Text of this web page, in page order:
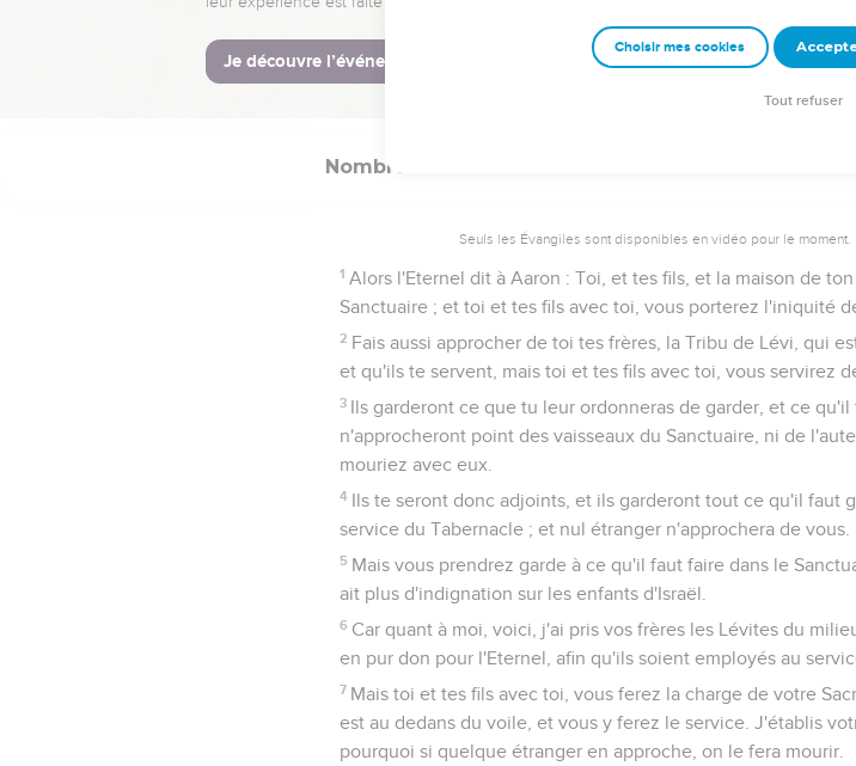
Le rôle des prêtres et des lévites
Nombres
Seuls les Évangiles sont disponibles en vidéo pour le moment.
1 Alors l'Eternel dit à Aaron : Toi, et tes fils, et la maison de
Sanctuaire ; et toi et tes fils avec toi, vous porterez l'iniquité
2 Fais aussi approcher de toi tes frères, la Tribu de Lévi, qui
et qu'ils te servent, mais toi et tes fils avec toi, vous servirez
3 Ils garderont ce que tu leur ordonneras de garder, et ce
n'approcheront point des vaisseaux du Sanctuaire, ni de
mouriez avec eux.
4 Ils te seront donc adjoints, et ils garderont tout ce qu'il faut
service du Tabernacle ; et nul étranger n'approchera de vous.
5 Mais vous prendrez garde à ce qu'il faut faire dans le
ait plus d'indignation sur les enfants d'Israël.
6 Car quant à moi, voici, j'ai pris vos frères les Lévites du
en pur don pour l'Eternel, afin qu'ils soient employés au
7 Mais toi et tes fils avec toi, vous ferez la charge de votre
est au dedans du voile, et vous y ferez le service. J'établis
pourquoi si quelque étranger en approche, on le fera mourir.
Choisir mes cookies
Tout refuser